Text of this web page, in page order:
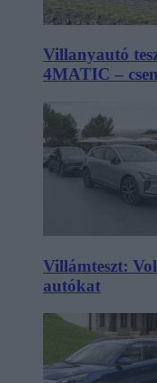
Villanyautó
4MATIC –
Villámteszt:
autókat